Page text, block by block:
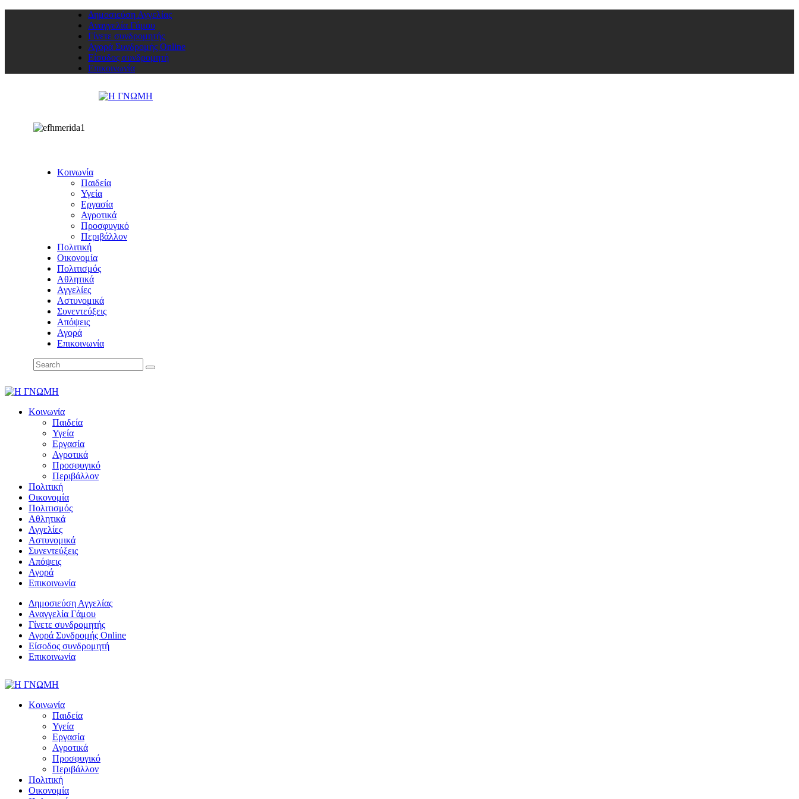
Δημοσιεύση Αγγελίας
Αναγγελία Γάμου
Γίνετε συνδρομητής
Αγορά Συνδρομής Online
Είσοδος συνδρομητή
Επικοινωνία
Κοινωνία
Παιδεία
Υγεία
Εργασία
Αγροτικά
Προσφυγικό
Περιβάλλον
Πολιτική
Οικονομία
Πολιτισμός
Αθλητικά
Αγγελίες
Αστυνομικά
Συνεντεύξεις
Απόψεις
Αγορά
Επικοινωνία
Κοινωνία
Παιδεία
Υγεία
Εργασία
Αγροτικά
Προσφυγικό
Περιβάλλον
Πολιτική
Οικονομία
Πολιτισμός
Αθλητικά
Αγγελίες
Αστυνομικά
Συνεντεύξεις
Απόψεις
Αγορά
Επικοινωνία
Δημοσιεύση Αγγελίας
Αναγγελία Γάμου
Γίνετε συνδρομητής
Αγορά Συνδρομής Online
Είσοδος συνδρομητή
Επικοινωνία
Κοινωνία
Παιδεία
Υγεία
Εργασία
Αγροτικά
Προσφυγικό
Περιβάλλον
Πολιτική
Οικονομία